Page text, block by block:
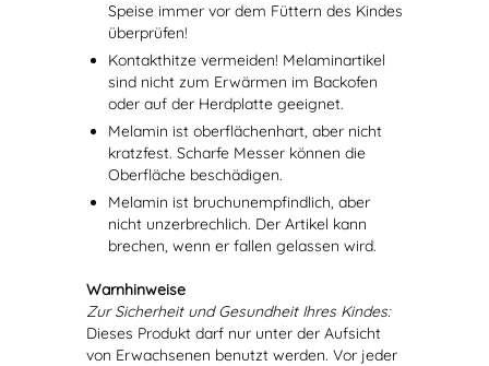
Speise immer vor dem Füttern des Kindes
überprüfen!
Kontakthitze vermeiden! Melaminartikel
sind nicht zum Erwärmen im Backofen
oder auf der Herdplatte geeignet.
Melamin ist oberflächenhart, aber nicht
kratzfest. Scharfe Messer können die
Oberfläche beschädigen.
Melamin ist bruchunempfindlich, aber
nicht unzerbrechlich. Der Artikel kann
brechen, wenn er fallen gelassen wird.
Warnhinweise
Zur Sicherheit und Gesundheit Ihres Kindes:
Dieses Produkt darf nur unter der Aufsicht
von Erwachsenen benutzt werden. Vor jeder